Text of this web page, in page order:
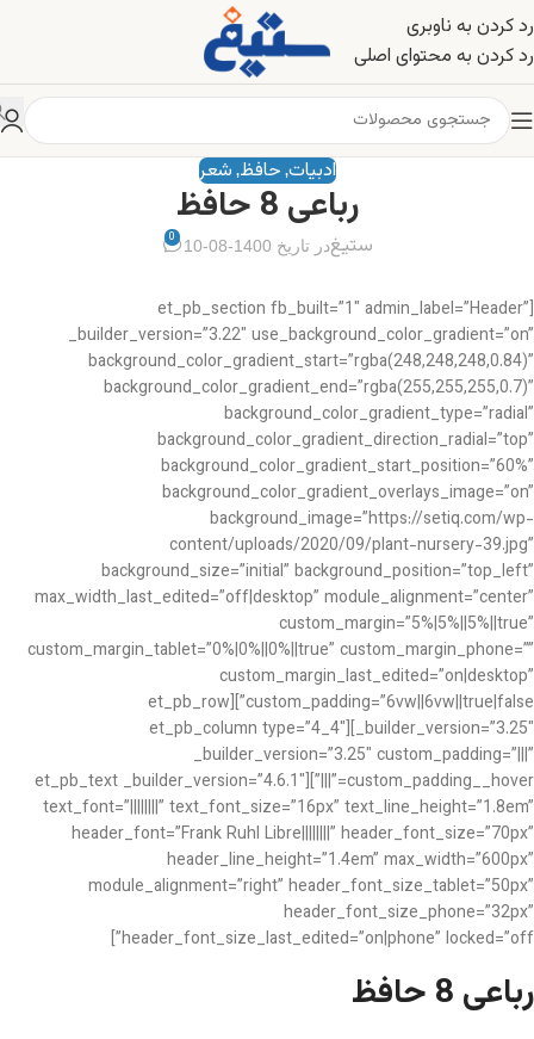
رد کردن به ناوبری
رد کردن به محتوای اصلی
ادبیات, حافظ, شعر
رباعی 8 حافظ
ستیغدر تاریخ 1400-08-10 0
[et_pb_section fb_built=”1″ admin_label=”Header”
_builder_version=”3.22″ use_background_color_gradient=”on”
background_color_gradient_start=”rgba(248,248,248,0.84)”
background_color_gradient_end=”rgba(255,255,255,0.7)”
background_color_gradient_type=”radial”
background_color_gradient_direction_radial=”top”
background_color_gradient_start_position=”60%”
background_color_gradient_overlays_image=”on”
background_image=”https://setiq.com/wp-
content/uploads/2020/09/plant-nursery-39.jpg”
background_size=”initial” background_position=”top_left”
max_width_last_edited=”off|desktop” module_alignment=”center”
custom_margin=”5%|5%||5%||true”
custom_margin_tablet=”0%|0%||0%||true” custom_margin_phone=””
custom_margin_last_edited=”on|desktop”
custom_padding=”6vw||6vw||true|false”][et_pb_row
_builder_version=”3.25″][et_pb_column type=”4_4″
_builder_version=”3.25″ custom_padding=”|||”
custom_padding__hover=”|||”][et_pb_text _builder_version=”4.6.1″
text_font=”||||||||” text_font_size=”16px” text_line_height=”1.8em”
header_font=”Frank Ruhl Libre||||||||” header_font_size=”70px”
header_line_height=”1.4em” max_width=”600px”
module_alignment=”right” header_font_size_tablet=”50px”
header_font_size_phone=”32px”
header_font_size_last_edited=”on|phone” locked=”off”]
رباعی 8 حافظ